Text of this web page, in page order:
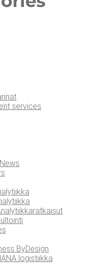
services
ByDesign
logistiikka